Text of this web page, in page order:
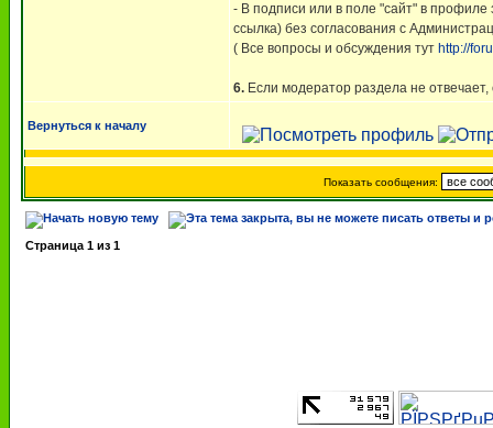
- В подписи или в поле "сайт" в
ссылка) без согласования с
( Все вопросы и обсуждения тут http://
6. Если модератор раздела не
Вернуться к началу
Показать сообщения:
Страница 1 из 1